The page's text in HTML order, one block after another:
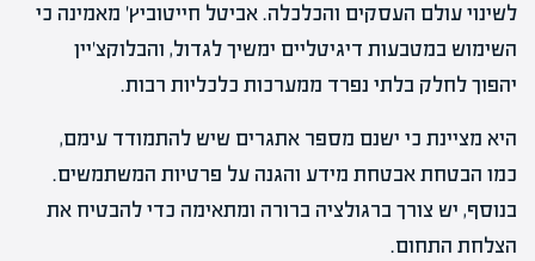
לשינוי עולם העסקים והכלכלה. אביטל חייטוביץ' מאמינה כי
השימוש במטבעות דיגיטליים ימשיך לגדול, והבלוקצ'יין
יהפוך לחלק בלתי נפרד ממערכות כלכליות רבות.
היא מציינת כי ישנם מספר אתגרים שיש להתמודד עימם,
כמו הבטחת אבטחת מידע והגנה על פרטיות המשתמשים.
בנוסף, יש צורך ברגולציה ברורה ומתאימה כדי להבטיח את
הצלחת התחום.